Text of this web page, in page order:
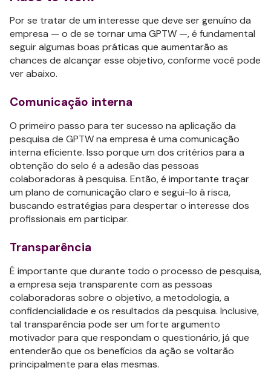
Por se tratar de um interesse que deve ser genuíno da
empresa — o de se tornar uma GPTW —, é fundamental
seguir algumas boas práticas que aumentarão as
chances de alcançar esse objetivo, conforme você pode
ver abaixo.
Comunicação interna
O primeiro passo para ter sucesso na aplicação da
pesquisa de GPTW na empresa é uma comunicação
interna eficiente. Isso porque um dos critérios para a
obtenção do selo é a adesão das pessoas
colaboradoras à pesquisa. Então, é importante traçar
um plano de comunicação claro e segui-lo à risca,
buscando estratégias para despertar o interesse dos
profissionais em participar.
Transparência
É importante que durante todo o processo de pesquisa,
a empresa seja transparente com as pessoas
colaboradoras sobre o objetivo, a metodologia, a
confidencialidade e os resultados da pesquisa. Inclusive,
tal transparência pode ser um forte argumento
motivador para que respondam o questionário, já que
entenderão que os benefícios da ação se voltarão
principalmente para elas mesmas.